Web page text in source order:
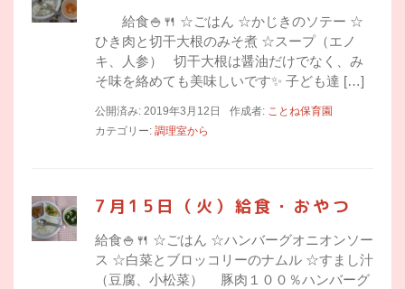
給食🍚🍴 ☆ごはん ☆かじきのソテー ☆
ひき肉と切干大根のみそ煮 ☆スープ（エノ
キ、人参） 切干大根は醤油だけでなく、み
そ味を絡めても美味しいです✨ 子ども達 […]
公開済み: 2019年3月12日 作成者: ことね保育園
カテゴリー: 調理室から
7月15日（火）給食・おやつ
給食🍚🍴 ☆ごはん ☆ハンバーグオニオンソー
ス ☆白菜とブロッコリーのナムル ☆すまし汁
（豆腐、小松菜） 豚肉１００％ハンバーグ